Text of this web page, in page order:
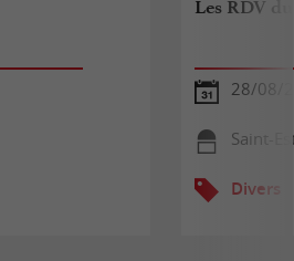
Les RDV
28/08/
Saint-
Divers